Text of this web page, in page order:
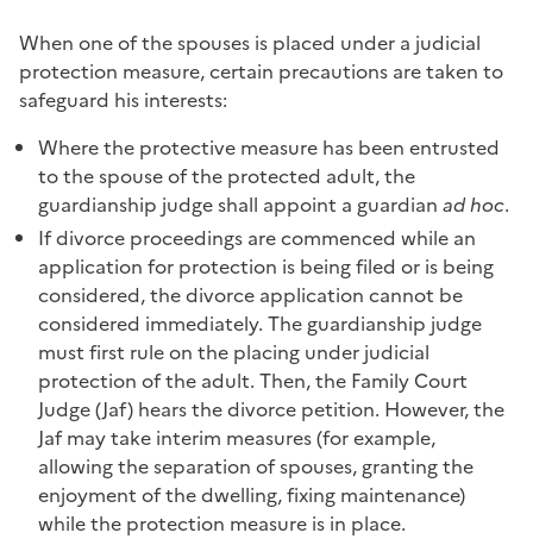
When one of the spouses is placed under a judicial
protection measure, certain precautions are taken to
safeguard his interests:
Where the protective measure has been entrusted
to the spouse of the protected adult, the
guardianship judge shall appoint a guardian ad hoc.
If divorce proceedings are commenced while an
application for protection is being filed or is being
considered, the divorce application cannot be
considered immediately. The guardianship judge
must first rule on the placing under judicial
protection of the adult. Then, the Family Court
Judge (Jaf) hears the divorce petition. However, the
Jaf may take interim measures (for example,
allowing the separation of spouses, granting the
enjoyment of the dwelling, fixing maintenance)
while the protection measure is in place.